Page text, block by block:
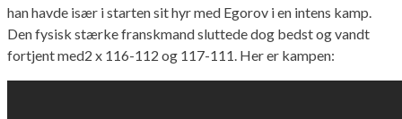
han havde især i starten sit hyr med Egorov i en intens kamp.
Den fysisk stærke franskmand sluttede dog bedst og vandt
fortjent med2 x 116-112 og 117-111. Her er kampen: